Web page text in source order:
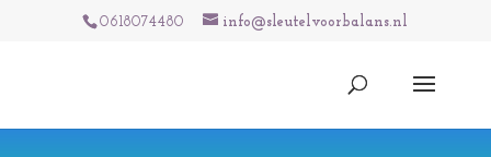
0618074480 info@sleutelvoorbalans.nl